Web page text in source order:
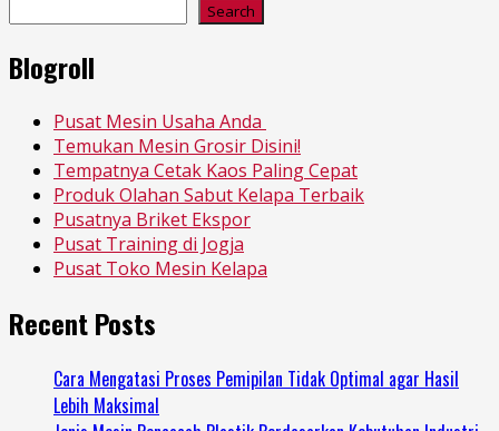
Search
Blogroll
Pusat Mesin Usaha Anda
Temukan Mesin Grosir Disini!
Tempatnya Cetak Kaos Paling Cepat
Produk Olahan Sabut Kelapa Terbaik
Pusatnya Briket Ekspor
Pusat Training di Jogja
Pusat Toko Mesin Kelapa
Recent Posts
Cara Mengatasi Proses Pemipilan Tidak Optimal agar Hasil
Lebih Maksimal